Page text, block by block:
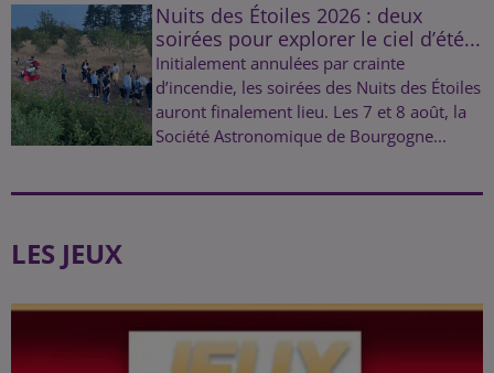
Nuits des Étoiles 2026 : deux
soirées pour explorer le ciel d’été...
Initialement annulées par crainte
d’incendie, les soirées des Nuits des Étoiles
auront finalement lieu. Les 7 et 8 août, la
Société Astronomique de Bourgogne...
LES JEUX